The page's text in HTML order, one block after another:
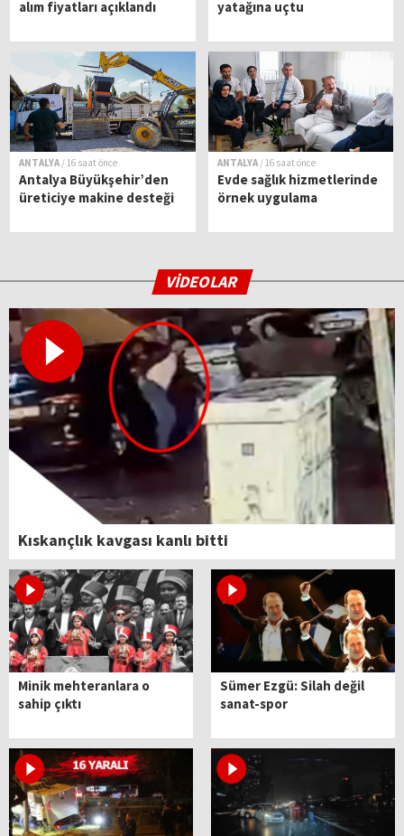
alım fiyatları açıklandı yatağına uçtu
ANTALYA / 16 saat önce
Antalya Büyükşehir’den
üreticiye makine desteği
ANTALYA / 16 saat önce
Evde sağlık hizmetlerinde
örnek uygulama
VİDEOLAR
Kıskançlık kavgası kanlı bitti
Minik mehteranlara o
sahip çıktı
Sümer Ezgü: Silah değil
sanat-spor